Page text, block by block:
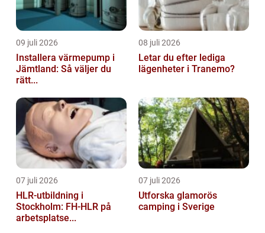
09 juli 2026
Installera värmepump i
Jämtland: Så väljer du
rätt...
08 juli 2026
Letar du efter lediga
lägenheter i Tranemo?
07 juli 2026
HLR-utbildning i
Stockholm: FH-HLR på
arbetsplatse...
07 juli 2026
Utforska glamorös
camping i Sverige